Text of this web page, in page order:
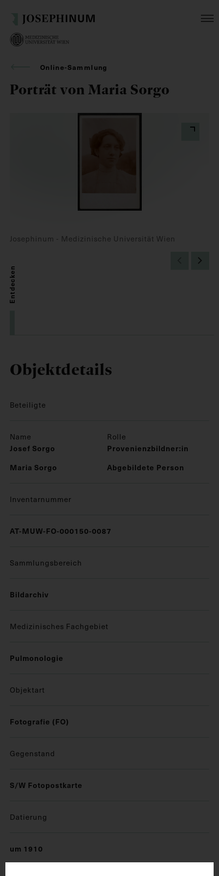
Online-Sammlung
Porträt von Maria Sorgo
Josephinum - Medizinische Universität Wien
Entdecken
Objektdetails
Beteiligte
Name Rolle
Josef Sorgo
Provenienzbildner:in
Maria Sorgo
Abgebildete Person
Inventarnummer
AT-MUW-FO-000150-0087
Sammlungsbereich
Bildarchiv
Medizinisches Fachgebiet
Pulmonologie
Objektart
Fotografie (FO)
Gegenstand
S/W Fotopostkarte
Datierung
um 1910